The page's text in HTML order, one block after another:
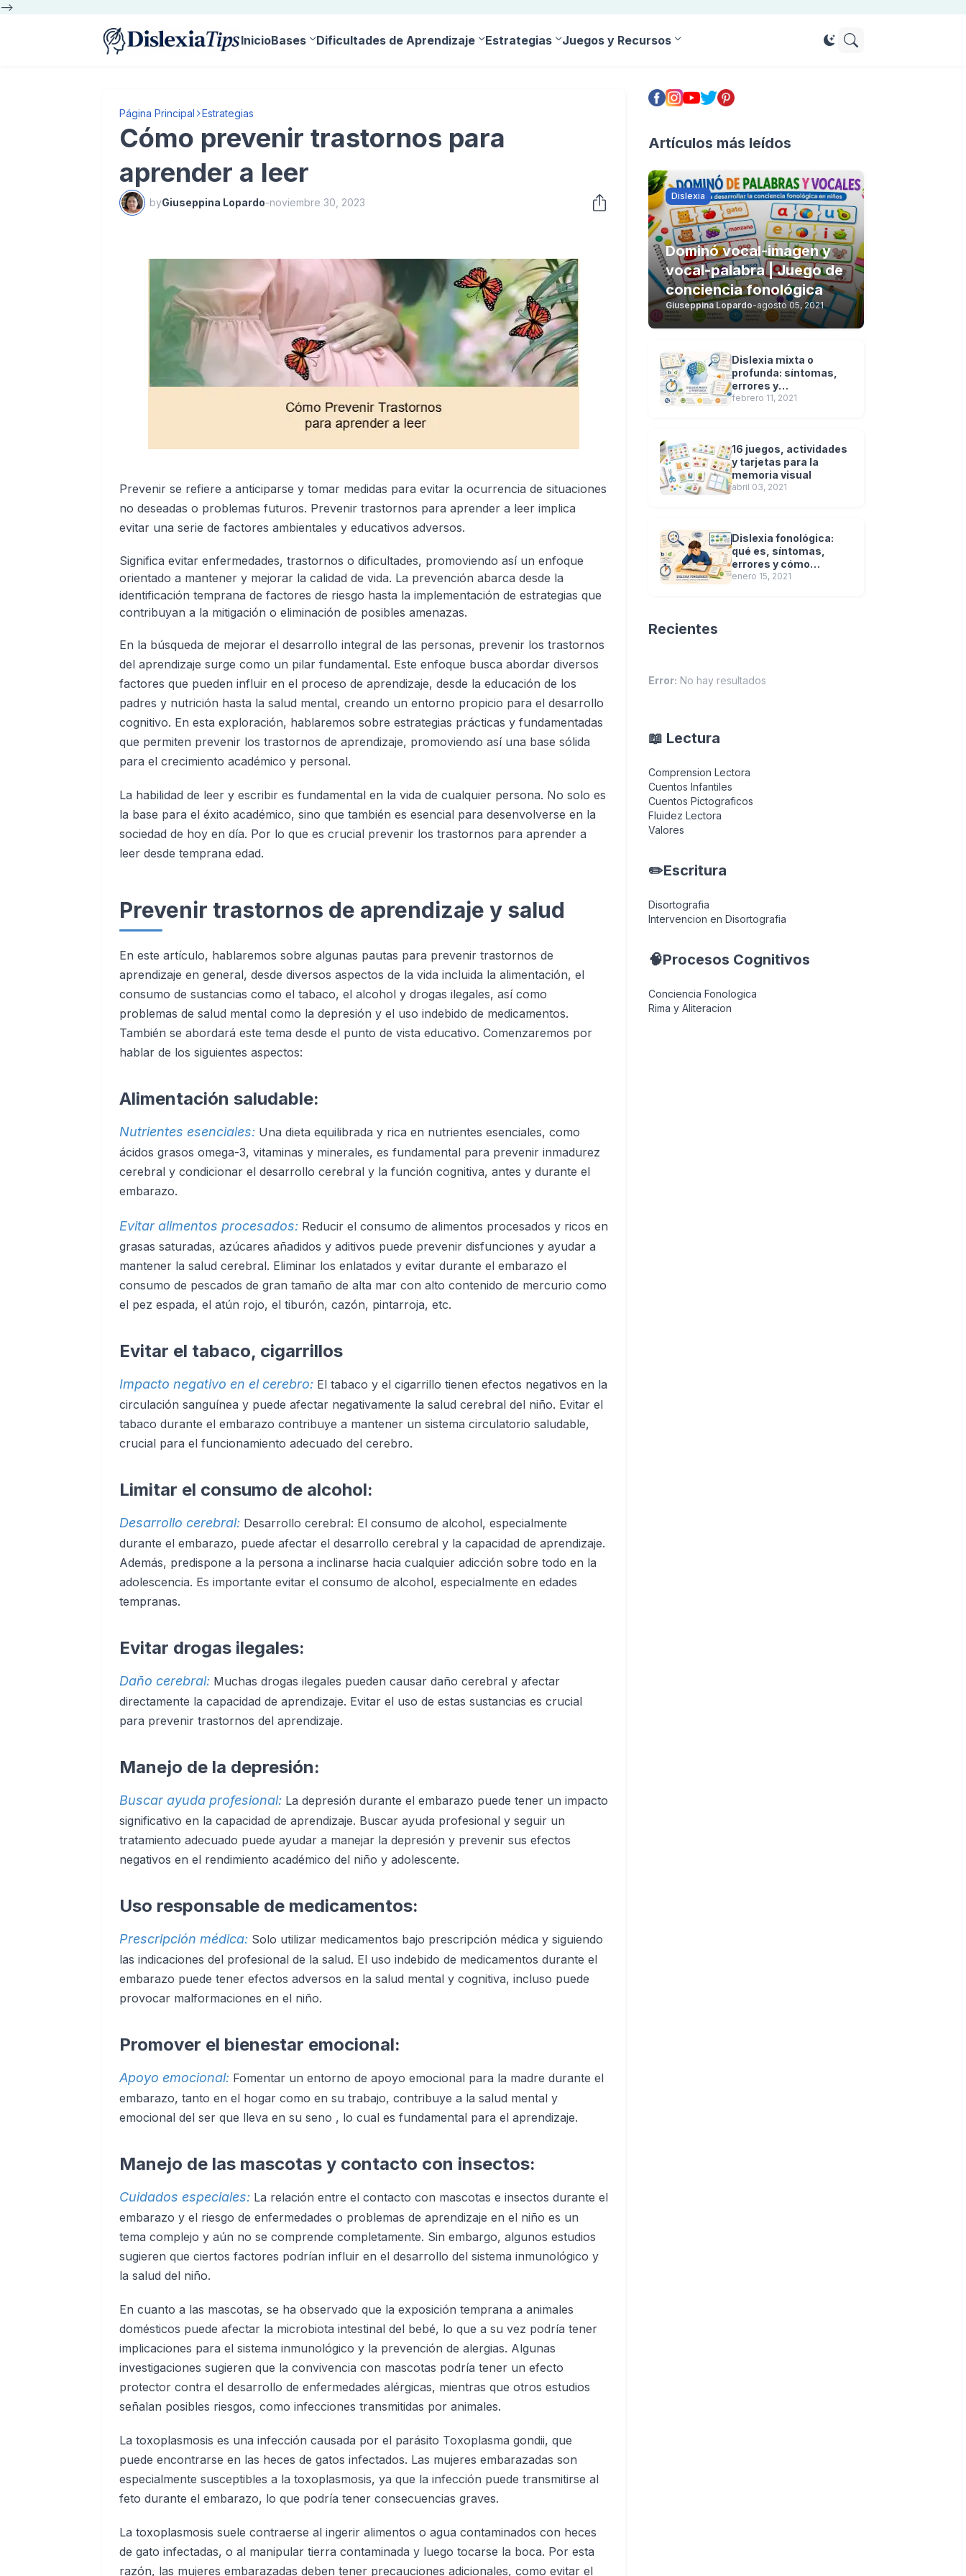
-->
InicioBases Dificultades de Aprendizaje Estrategias Juegos y Recursos
Página Principal Estrategias
Cómo prevenir trastornos para
aprender a leer
byGiuseppina Lopardo-noviembre 30, 2023
Prevenir se refiere a anticiparse y tomar medidas para evitar la ocurrencia de situaciones
no deseadas o problemas futuros. Prevenir trastornos para aprender a leer implica
evitar una serie de factores ambientales y educativos adversos.
Significa evitar enfermedades, trastornos o dificultades, promoviendo así un enfoque
orientado a mantener y mejorar la calidad de vida. La prevención abarca desde la
identificación temprana de factores de riesgo hasta la implementación de estrategias que
contribuyan a la mitigación o eliminación de posibles amenazas.
En la búsqueda de mejorar el desarrollo integral de las personas, prevenir los trastornos
del aprendizaje surge como un pilar fundamental. Este enfoque busca abordar diversos
factores que pueden influir en el proceso de aprendizaje, desde la educación de los
padres y nutrición hasta la salud mental, creando un entorno propicio para el desarrollo
cognitivo. En esta exploración, hablaremos sobre estrategias prácticas y fundamentadas
que permiten prevenir los trastornos de aprendizaje, promoviendo así una base sólida
para el crecimiento académico y personal.
La habilidad de leer y escribir es fundamental en la vida de cualquier persona. No solo es
la base para el éxito académico, sino que también es esencial para desenvolverse en la
sociedad de hoy en día. Por lo que es crucial prevenir los trastornos para aprender a
leer desde temprana edad.
Prevenir trastornos de aprendizaje y salud
En este artículo, hablaremos sobre algunas pautas para prevenir trastornos de
aprendizaje en general, desde diversos aspectos de la vida incluida la alimentación, el
consumo de sustancias como el tabaco, el alcohol y drogas ilegales, así como
problemas de salud mental como la depresión y el uso indebido de medicamentos.
También se abordará este tema desde el punto de vista educativo. Comenzaremos por
hablar de los siguientes aspectos:
Alimentación saludable:
Nutrientes esenciales: Una dieta equilibrada y rica en nutrientes esenciales, como
ácidos grasos omega-3, vitaminas y minerales, es fundamental para prevenir inmadurez
cerebral y condicionar el desarrollo cerebral y la función cognitiva, antes y durante el
embarazo.
Evitar alimentos procesados: Reducir el consumo de alimentos procesados y ricos en
grasas saturadas, azúcares añadidos y aditivos puede prevenir disfunciones y ayudar a
mantener la salud cerebral. Eliminar los enlatados y evitar durante el embarazo el
consumo de pescados de gran tamaño de alta mar con alto contenido de mercurio como
el pez espada, el atún rojo, el tiburón, cazón, pintarroja, etc.
Evitar el tabaco, cigarrillos
Impacto negativo en el cerebro: El tabaco y el cigarrillo tienen efectos negativos en la
circulación sanguínea y puede afectar negativamente la salud cerebral del niño. Evitar el
tabaco durante el embarazo contribuye a mantener un sistema circulatorio saludable,
crucial para el funcionamiento adecuado del cerebro.
Limitar el consumo de alcohol:
Desarrollo cerebral: Desarrollo cerebral: El consumo de alcohol, especialmente
durante el embarazo, puede afectar el desarrollo cerebral y la capacidad de aprendizaje.
Además, predispone a la persona a inclinarse hacia cualquier adicción sobre todo en la
adolescencia. Es importante evitar el consumo de alcohol, especialmente en edades
tempranas.
Evitar drogas ilegales:
Daño cerebral: Muchas drogas ilegales pueden causar daño cerebral y afectar
directamente la capacidad de aprendizaje. Evitar el uso de estas sustancias es crucial
para prevenir trastornos del aprendizaje.
Manejo de la depresión:
Buscar ayuda profesional: La depresión durante el embarazo puede tener un impacto
significativo en la capacidad de aprendizaje. Buscar ayuda profesional y seguir un
tratamiento adecuado puede ayudar a manejar la depresión y prevenir sus efectos
negativos en el rendimiento académico del niño y adolescente.
Uso responsable de medicamentos:
Prescripción médica: Solo utilizar medicamentos bajo prescripción médica y siguiendo
las indicaciones del profesional de la salud. El uso indebido de medicamentos durante el
embarazo puede tener efectos adversos en la salud mental y cognitiva, incluso puede
provocar malformaciones en el niño.
Promover el bienestar emocional:
Apoyo emocional: Fomentar un entorno de apoyo emocional para la madre durante el
embarazo, tanto en el hogar como en su trabajo, contribuye a la salud mental y
emocional del ser que lleva en su seno , lo cual es fundamental para el aprendizaje.
Manejo de las mascotas y contacto con insectos:
Cuidados especiales: La relación entre el contacto con mascotas e insectos durante el
embarazo y el riesgo de enfermedades o problemas de aprendizaje en el niño es un
tema complejo y aún no se comprende completamente. Sin embargo, algunos estudios
sugieren que ciertos factores podrían influir en el desarrollo del sistema inmunológico y
la salud del niño.
En cuanto a las mascotas, se ha observado que la exposición temprana a animales
domésticos puede afectar la microbiota intestinal del bebé, lo que a su vez podría tener
implicaciones para el sistema inmunológico y la prevención de alergias. Algunas
investigaciones sugieren que la convivencia con mascotas podría tener un efecto
protector contra el desarrollo de enfermedades alérgicas, mientras que otros estudios
señalan posibles riesgos, como infecciones transmitidas por animales.
La toxoplasmosis es una infección causada por el parásito Toxoplasma gondii, que
puede encontrarse en las heces de gatos infectados. Las mujeres embarazadas son
especialmente susceptibles a la toxoplasmosis, ya que la infección puede transmitirse al
feto durante el embarazo, lo que podría tener consecuencias graves.
La toxoplasmosis suele contraerse al ingerir alimentos o agua contaminados con heces
de gato infectadas, o al manipular tierra contaminada y luego tocarse la boca. Por esta
razón, las mujeres embarazadas deben tener precauciones adicionales, como evitar el
Artículos más leídos
Dislexia
Dominó vocal-imagen y
vocal-palabra | Juego de
conciencia fonológica
Giuseppina Lopardo-agosto 05, 2021
Dislexia mixta o
profunda: síntomas,
errores y
características
febrero 11, 2021
16 juegos, actividades
y tarjetas para la
memoria visual
abril 03, 2021
Dislexia fonológica:
qué es, síntomas,
errores y cómo
detectarla
enero 15, 2021
Recientes
Error: No hay resultados
📖 Lectura
Comprension Lectora
Cuentos Infantiles
Cuentos Pictograficos
Fluidez Lectora
Valores
✏️Escritura
Disortografia
Intervencion en Disortografia
🧠Procesos Cognitivos
Conciencia Fonologica
Rima y Aliteracion